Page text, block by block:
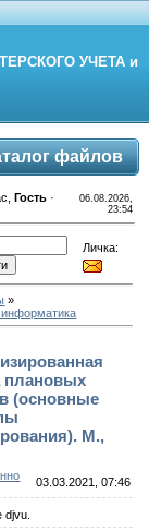
УЧЕТА и
файлов
,Гость ·
06.08.2026,
23:54
Личка:
»
плановых
(основные
М.,
03.03.2021, 07:46